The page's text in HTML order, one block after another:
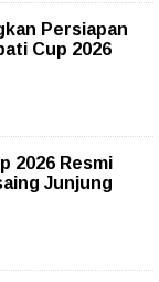
Persiapan
Cup 2026
2026 Resmi
Junjung